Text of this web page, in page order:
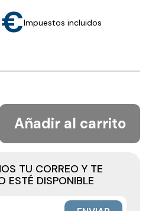
Impuestos incluidos
Añadir al carrito
TU CORREO Y TE
ESTÉ DISPONIBLE